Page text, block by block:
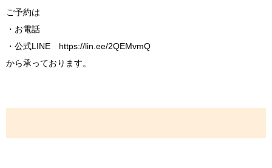
ご予約は
・お電話
・公式LINE https://lin.ee/2QEMvmQ
から承っております。